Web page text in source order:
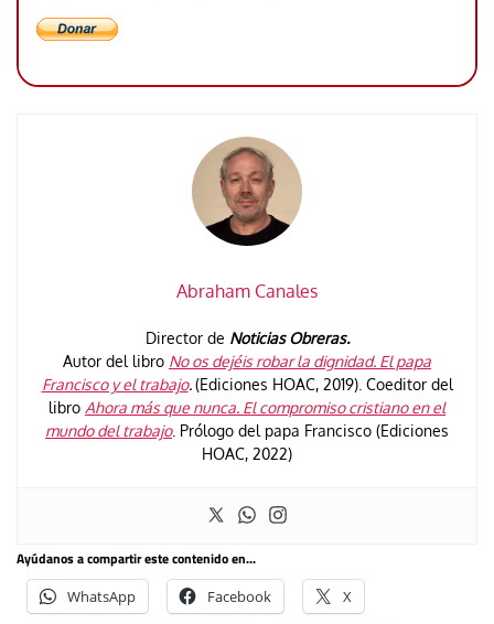
Abraham Canales
Director de Noticias Obreras.
Autor del libro No os dejéis robar la dignidad. El papa
Francisco y el trabajo.(Ediciones HOAC, 2019). Coeditor del
libro Ahora más que nunca. El compromiso cristiano en el
mundo del trabajo. Prólogo del papa Francisco (Ediciones
HOAC, 2022)
Ayúdanos a compartir este contenido en...
WhatsApp Facebook X